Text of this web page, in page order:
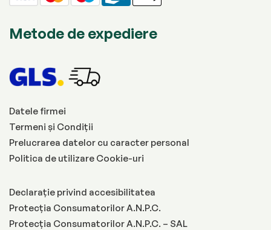
Metode de expediere
Datele firmei
Termeni și Condiții
Prelucrarea datelor cu caracter personal
Politica de utilizare Cookie-uri
Declarație privind accesibilitatea
Protecția Consumatorilor A.N.P.C.
Protecția Consumatorilor A.N.P.C. – SAL